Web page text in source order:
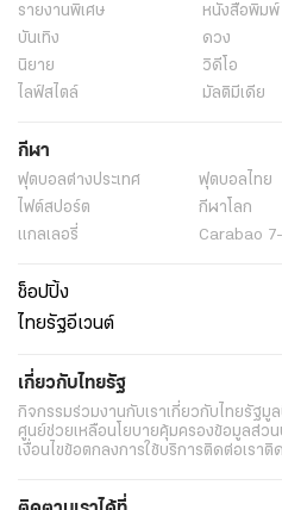
รายงานพิเศษ หนังสือพิมพ์
บันเทิง
ดวง
นิยาย
วิดีโอ
ไลฟ์สไตล์
มัลติมีเดีย
กีฬา
ฟุตบอลต่่างประเทศ ฟุตบอลไทย
ไฟต์สปอร์ต
กีฬาโลก
แกลเลอรี่
Carabao
ช็อปปิ้ง
ไทยรัฐอีเวนต์
เกี่ยวกับไทยรัฐ
กิจกรรมร่วมงานกับเราเกี่ยวกับไทยรัฐมู
ศูนย์ช่วยเหลือนโยบายคุ้มครองข้อมูลส่ว
เงื่อนไขข้อตกลงการใช้บริการติดต่อเราติ